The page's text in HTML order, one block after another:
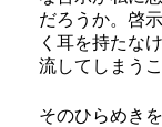
だろうか。啓
く耳を持たな
流してしまう
そのひらめき